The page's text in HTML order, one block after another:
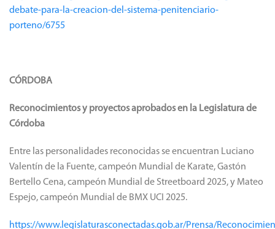
debate-para-la-creacion-del-sistema-penitenciario-
porteno/6755
CÓRDOBA
Reconocimientos y proyectos aprobados en la Legislatura de
Córdoba
Entre las personalidades reconocidas se encuentran Luciano
Valentín de la Fuente, campeón Mundial de Karate, Gastón
Bertello Cena, campeón Mundial de Streetboard 2025, y Mateo
Espejo, campeón Mundial de BMX UCI 2025.
https://www.legislaturasconectadas.gob.ar/Prensa/